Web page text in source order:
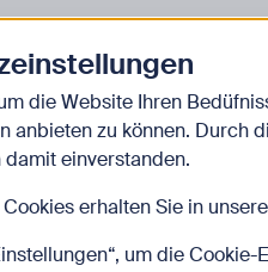
CALL
die Website Ihren
anbieten zu können. Durch
einverstanden.
erhalten Sie in
um die